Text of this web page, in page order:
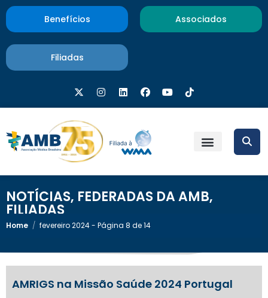
Benefícios Associados
Filiadas
NOTÍCIAS, FEDERADAS DA AMB,
FILIADAS
Home / fevereiro 2024 - Página 8 de 14
AMRIGS na Missão Saúde 2024 Portugal